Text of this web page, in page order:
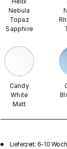
Nebula
Topaz
Sapphire
Candy
White
Matt
Lieferzeit: 6-10